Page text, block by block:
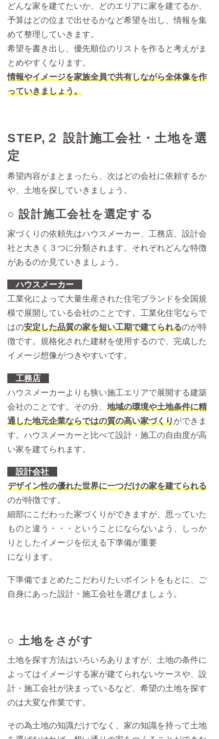
どんな家を建てたいか、どのエリアに家を建てるか、
予算はどの位まで出せるかなど希望を出し、情報を集
めて整理していきます。
希望を書き出し、優先順位のリストを作ると考えがま
とめやすくなります。
情報やイメージを家族全員で共有しながら全体像を作
っていきましょう。
STEP,２ 設計施工会社・土地を選
定
希望内容がまとまったら、次はどの会社に依頼するか
や、土地を探していきましょう。
○ 設計施工会社を選定する
家づくりの依頼先はハウスメーカー、工務店、設計会
社と大きく３つに分類されます。それぞれどんな特徴
があるのか見ていきましょう。
ハウスメーカー
工業化によって大量生産された住宅ブランドを全国規
模で展開している会社のことです。工業化住宅ならで
はの安定した品質の家を短い工期で建てられるのが特
徴です。規格化された建材を使用するので、完成した
イメージ想像がつきやすいです。
工務店
ハウスメーカーよりも狭い施工エリアで展開する建築
会社のことです。その分、 地域の環境や土地条件に精
通した地元企業ならではの質の高い家づくりができま
す。ハウスメーカーと比べて設計・施工の自由度が高
い家を建てられます。
設計会社
デザイン性の優れた世界に一つだけの家を建てられる
のが特徴です。
細部にこだわった家づくりができますが、思っていた
ものと違う・・・ということにならないよう、しっか
りとしたイメージを伝える下準備が重要
になります。
下準備でまとめたこだわりたいポイントをもとに、ご
自身にあった設計・施工会社を選びましょう。
○ 土地をさがす
土地を探す方法はいろいろありますが、土地の条件に
よってはイメージする家が建てられないケースや、設
計・施工会社が決まっているなど、希望の土地を探す
のは大変な作業です。
その為土地の知識だけでなく、家の知識を持って土地